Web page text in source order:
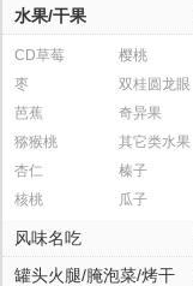
双桂圆龙眼
猕猴桃
其它类水果
杏仁
风味名吃
风味糕点/麻
豆腐豆皮
烧鸡/烤鸭
锅贴/馅饼/盒
腊肉/腊肠/灌
罐头
其它风味名
鱼宴
切糕
湖南风味
广西风味
湖北风味
罐头火腿/腌泡菜/烤干
方便食品类
饮料/冲调品/蜂蜜类
水果/干果
CD草莓
樱桃
枣
双桂圆龙眼
芭蕉
奇异果
猕猴桃
其它类水果
杏仁
榛子
核桃
瓜子
风味名吃
罐头火腿/腌泡菜/烤干